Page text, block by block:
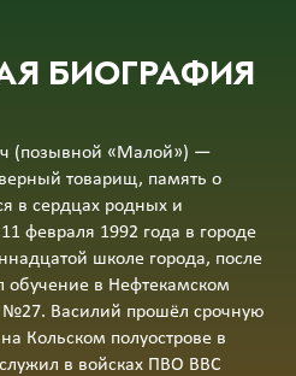
БИОГРАФИЯ
(позывной «Малой») —
товарищ, память о
в сердцах родных и
февраля 1992 года в городе
школе города, после
обучение в Нефтекамском
Василий прошёл срочную
Кольском полуострове в
в войсках ПВО ВВС